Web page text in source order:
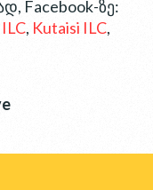
Facebook-ზე:
, Kutaisi ILC,